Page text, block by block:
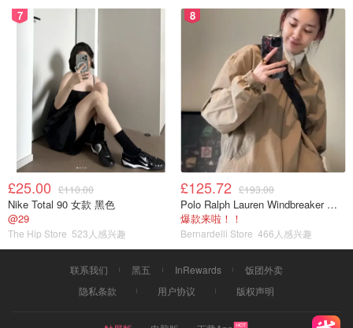
7
£25.00 £110.00
Nike Total 90 女款 黑色
@29
The Hip Store 523人感兴趣
8
£125.72 £193.00
Polo Ralph Lauren Windbreaker 夹克 薄款
爆款来啦！！
Bernardelli Store 466人感兴趣
联系我们 黑五 InRewards
饭团外卖
隐私条款
用户协议 版权声明